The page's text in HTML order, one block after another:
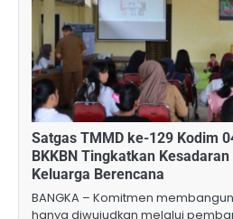
Satgas TMMD ke-129 Kodim
BKKBN Tingkatkan
Keluarga Berencana
BANGKA – Komitmen
hanya diwujudkan melalui